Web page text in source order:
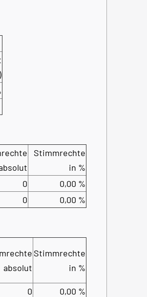
Stimmrechte
in %
0
0,00 %
0 0,00 %
absolut
Stimmrechte
in %
0
0,00 %